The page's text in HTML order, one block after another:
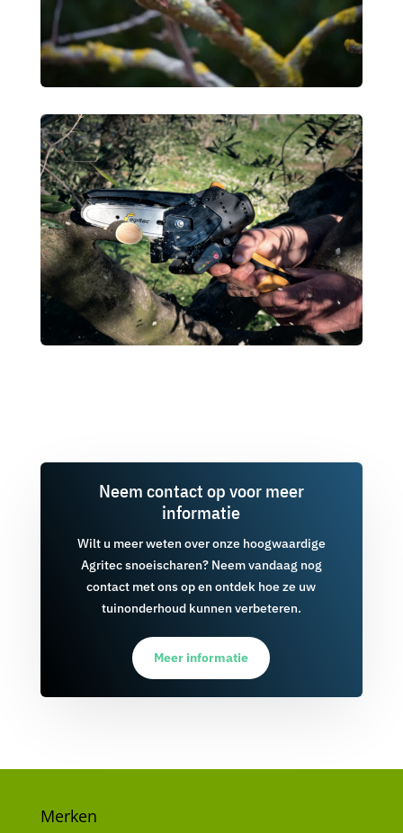
Neem contact op voor meer
informatie
Wilt u meer weten over onze hoogwaardige
Agritec snoeischaren? Neem vandaag nog
contact met ons op en ontdek hoe ze uw
tuinonderhoud kunnen verbeteren.
Meer informatie
Merken